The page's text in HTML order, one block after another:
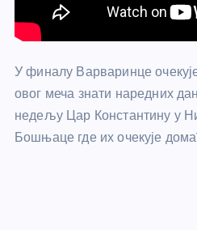
У финалу Варваринце
овог меча знати наредних
недељу Цар Константину у
Бошњаце где их очекује